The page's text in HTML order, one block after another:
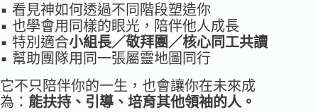
▪︎ 看見神如何透過不同階段塑造你
▪︎ 也學會用同樣的眼光，陪伴他人成長
▪︎ 特別適合小組長／敬拜團／核心同工共讀
▪︎ 幫助團隊用同一張屬靈地圖同行
它不只陪伴你的一生，也會讓你在未來成
為： 能扶持、引導、培育其他領袖的人。